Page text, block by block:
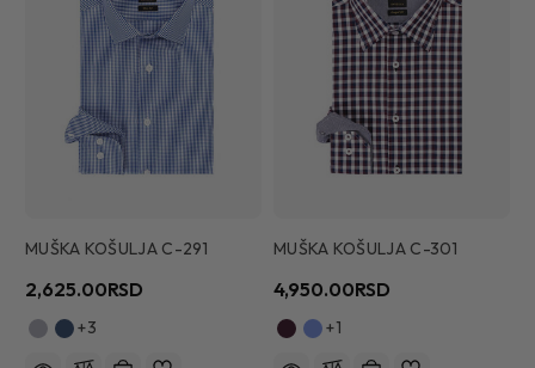
MUŠKA KOŠULJA C-291
2,625.00RSD
+3
MUŠKA KOŠULJA C-301
4,950.00RSD
+1